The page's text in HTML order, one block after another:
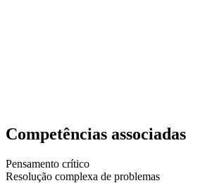
Competências associadas
Pensamento crítico
Resolução complexa de problemas